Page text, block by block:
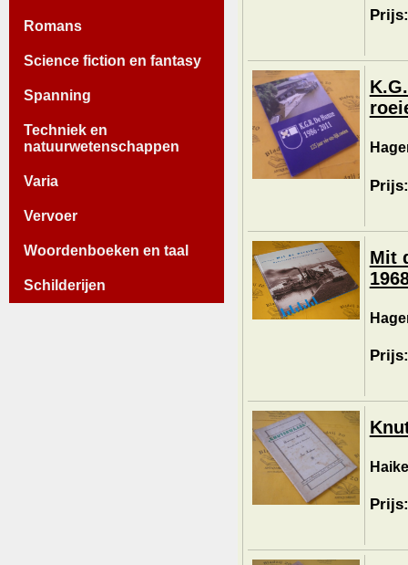
Romans
Science fiction en fantasy
Spanning
Techniek en
natuurwetenschappen
Varia
Vervoer
Woordenboeken en taal
Schilderijen
Mit